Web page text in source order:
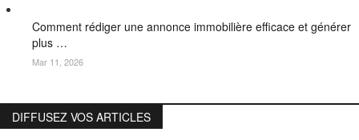
Comment rédiger une annonce immobilière efficace et générer
plus …
Mar 11, 2026
DIFFUSEZ VOS ARTICLES